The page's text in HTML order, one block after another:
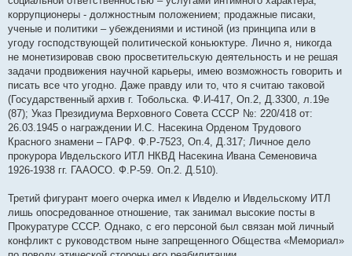
коррупционеры - должностным положением; продажные писаки,
ученые и политики – убеждениями и истиной (из принципа или в
угоду господствующей политической коньюктуре. Лично я, никогда
не монетизировав свою просветительскую деятельность и не решая
задачи продвижения научной карьеры, имею возможность говорить и
писать все что угодно. Даже правду или то, что я считаю таковой
(Государственный архив г. Тобольска. Ф.И-417, Оп.2, Д.3300, л.19е
(87); Указ Президиума Верховного Совета СССР №: 220/418 от:
26.03.1945 о награждении И.С. Насекина Орденом Трудового
Красного знамени – ГАРФ. Ф.Р-7523, Оп.4, Д.317; Личное дело
прокурора Ивдельского ИТЛ НКВД Насекина Ивана Семеновича
1926-1938 гг. ГААОСО. Ф.Р-59. Оп.2. Д.510).
Третий фигурант моего очерка имел к Ивделю и Ивдельскому ИТЛ
лишь опосредованное отношение, так занимал высокие посты в
Прокуратуре СССР. Однако, с его персоной был связан мой личный
конфликт с руководством ныне запрещенного Общества «Мемориал»